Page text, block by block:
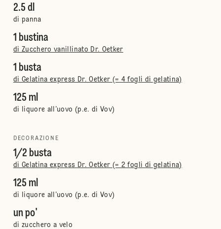
2.5 dl
di panna
1 bustina
di Zucchero vanillinato Dr. Oetker
1 busta
di Gelatina express Dr. Oetker (= 4 fogli di gelatina)
125 ml
di liquore all’uovo (p.e. di Vov)
DECORAZIONE
1/2 busta
di Gelatina express Dr. Oetker (= 2 fogli di gelatina)
125 ml
di liquore all’uovo (p.e. di Vov)
un po'
di zucchero a velo